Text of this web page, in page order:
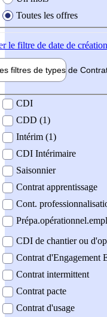
Toutes les offres
le filtre de date de
filtres de types de
contrat
CDI
CDD (1)
Intérim (1)
CDI Intérimaire
Saisonnier
Contrat apprentissage
Cont.
CDI de chantier ou
Contrat d'Engagement
Contrat intermittent
Contrat pacte
Contrat d'usage